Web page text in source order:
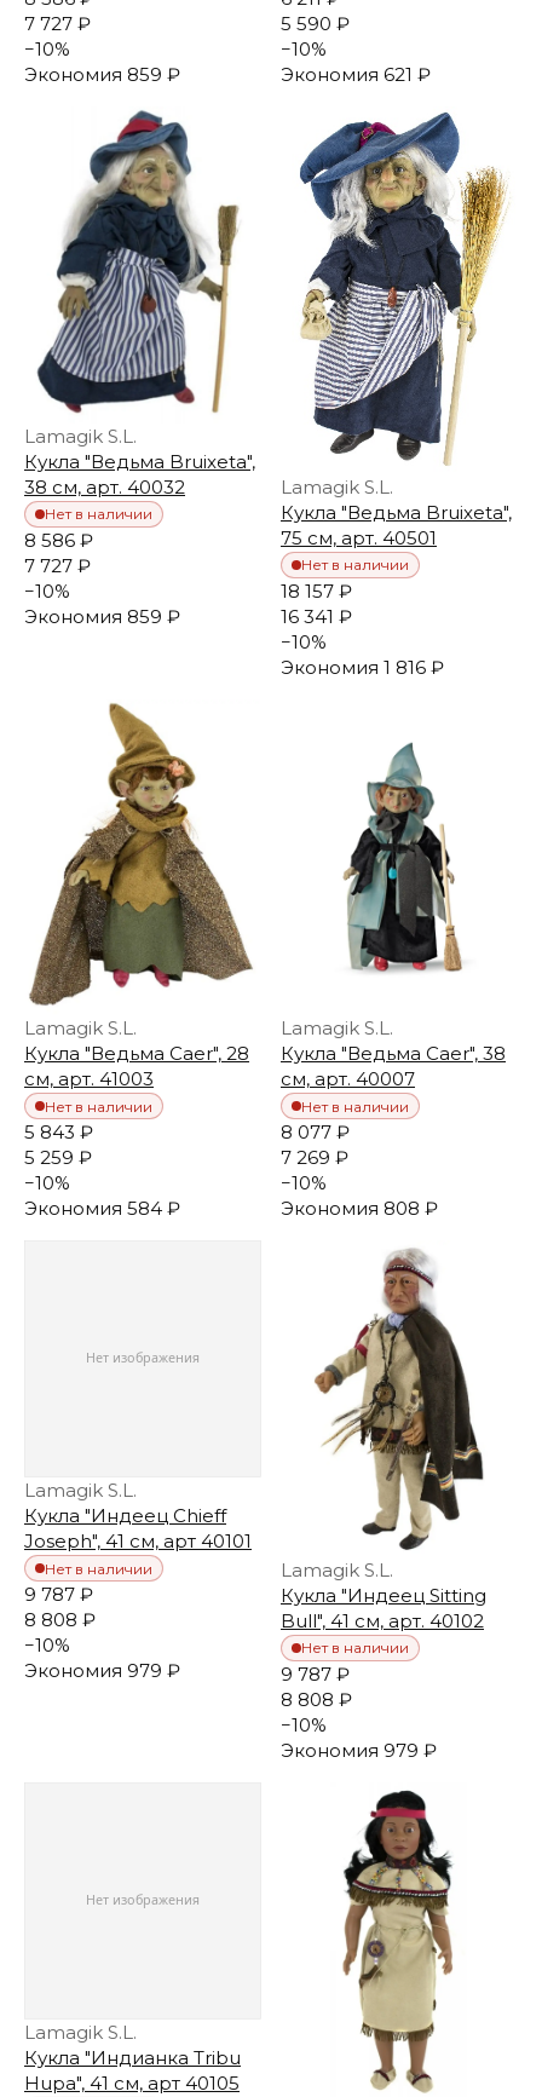
7 727 ₽
−10%
Экономия 859 ₽
5 590 ₽
−10%
Экономия 621 ₽
Lamagik S.L.
Кукла "Ведьма Bruixeta",
38 см, арт. 40032
Нет в наличии
8 586 ₽
7 727 ₽
−10%
Экономия 859 ₽
Lamagik S.L.
Кукла "Ведьма Bruixeta",
75 см, арт. 40501
Нет в наличии
18 157 ₽
16 341 ₽
−10%
Экономия 1 816 ₽
Lamagik S.L.
Кукла "Ведьма Caer", 28
см, арт. 41003
Нет в наличии
5 843 ₽
5 259 ₽
−10%
Экономия 584 ₽
Lamagik S.L.
Кукла "Ведьма Caer", 38
см, арт. 40007
Нет в наличии
8 077 ₽
7 269 ₽
−10%
Экономия 808 ₽
Lamagik S.L.
Кукла "Индеец Chieff
Joseph", 41 см, арт 40101
Нет в наличии
9 787 ₽
8 808 ₽
−10%
Экономия 979 ₽
Lamagik S.L.
Кукла "Индеец Sitting
Bull", 41 см, арт. 40102
Нет в наличии
9 787 ₽
8 808 ₽
−10%
Экономия 979 ₽
Lamagik S.L.
Кукла "Индианка Tribu
Hupa", 41 см, арт 40105